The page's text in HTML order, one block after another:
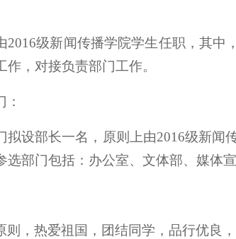
2016级新闻传播学院学生任职，其
，对接负责部门工作。
拟设部长一名，原则上由2016级新闻
选部门包括：办公室、文体部、媒体
则，热爱祖国，团结同学，品行优良